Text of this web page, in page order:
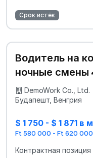
Срок истёк
Водитель на
ночные смены
DemoWork Co., Ltd.
Будапешт, Венгрия
$ 1 750 - $ 1 871 в
Ft 580 000 - Ft 620
Контрактная